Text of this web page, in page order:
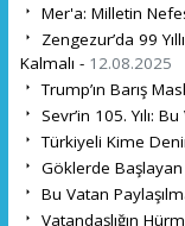
Mer'a: Milletin
Zengezur’da 99
Kalmalı - 12.08.2025
Trump’ın Barış
Sevr’in 105. Yılı:
Türkiyeli Kime
Göklerde
Bu Vatan
Vatandaşlığın